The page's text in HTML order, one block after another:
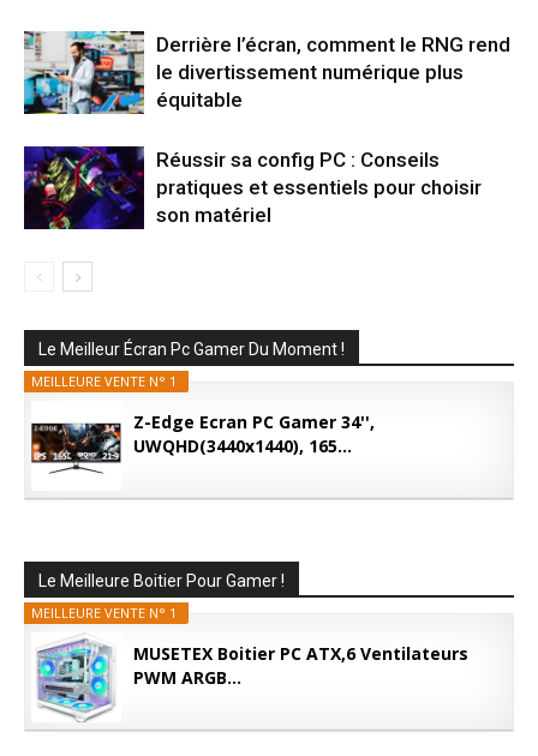
Derrière l’écran, comment le RNG rend
le divertissement numérique plus
équitable
Réussir sa config PC : Conseils
pratiques et essentiels pour choisir
son matériel
Le Meilleur Écran Pc Gamer Du Moment !
MEILLEURE VENTE N° 1
Z-Edge Ecran PC Gamer 34'',
UWQHD(3440x1440), 165...
Le Meilleure Boitier Pour Gamer !
MEILLEURE VENTE N° 1
MUSETEX Boitier PC ATX,6 Ventilateurs
PWM ARGB...